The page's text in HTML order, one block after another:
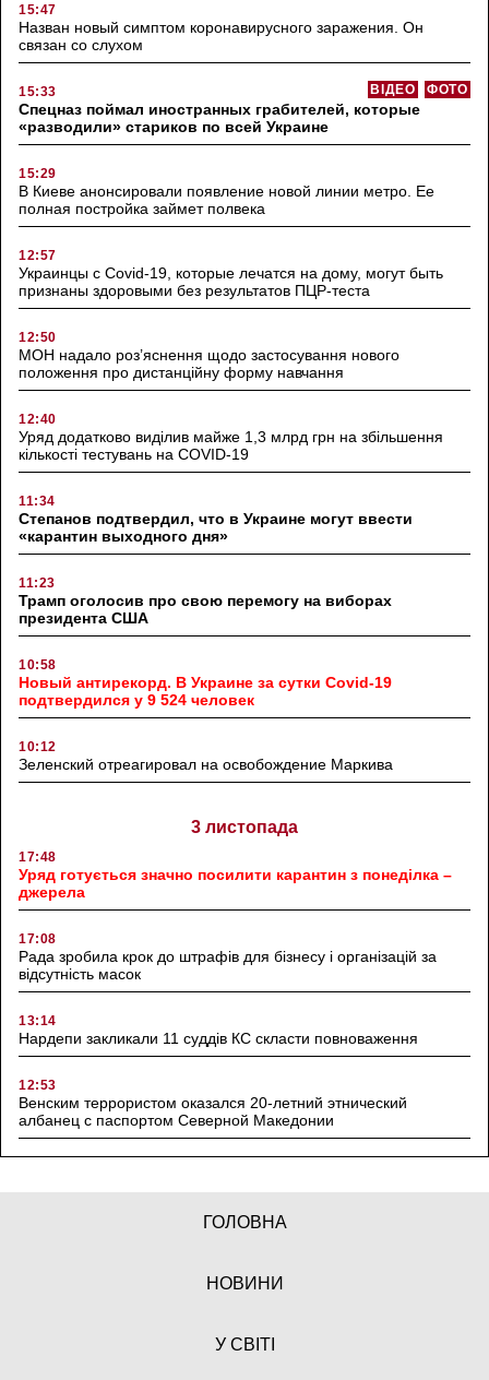
15:47
Назван новый симптом коронавирусного заражения. Он
связан со слухом
15:33 ФОТО
ВІДЕО
Спецназ поймал иностранных грабителей, которые
«разводили» стариков по всей Украине
15:29
В Киеве анонсировали появление новой линии метро. Ее
полная постройка займет полвека
12:57
Украинцы с Covid-19, которые лечатся на дому, могут быть
признаны здоровыми без результатов ПЦР-теста
12:50
МОН надало роз’яснення щодо застосування нового
положення про дистанційну форму навчання
12:40
Уряд додатково виділив майже 1,3 млрд грн на збільшення
кількості тестувань на COVID-19
11:34
Степанов подтвердил, что в Украине могут ввести
«карантин выходного дня»
11:23
Трамп оголосив про свою перемогу на виборах
президента США
10:58
Новый антирекорд. В Украине за сутки Covid-19
подтвердился у 9 524 человек
10:12
Зеленский отреагировал на освобождение Маркива
3 листопада
17:48
Уряд готується значно посилити карантин з понеділка –
джерела
17:08
Рада зробила крок до штрафів для бізнесу і організацій за
відсутність масок
13:14
Нардепи закликали 11 суддів КС скласти повноваження
12:53
Венским террористом оказался 20-летний этнический
албанец с паспортом Северной Македонии
ГОЛОВНА
НОВИНИ
У СВІТІ